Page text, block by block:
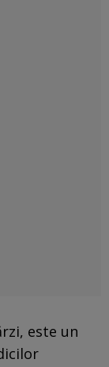
este un